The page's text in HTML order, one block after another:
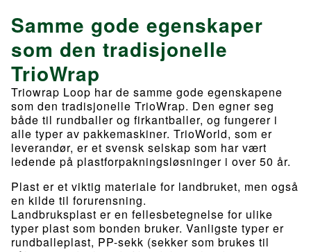
Samme gode egenskaper
som den tradisjonelle
TrioWrap
Triowrap Loop har de samme gode egenskapene
som den tradisjonelle TrioWrap. Den egner seg
både til rundballer og firkantballer, og fungerer i
alle typer av pakkemaskiner. TrioWorld, som er
leverandør, er et svensk selskap som har vært
ledende på plastforpakningsløsninger i over 50 år.
Plast er et viktig materiale for landbruket, men også
en kilde til forurensning.
Landbruksplast er en fellesbetegnelse for ulike
typer plast som bonden bruker. Vanligste typer er
rundballeplast, PP-sekk (sekker som brukes til